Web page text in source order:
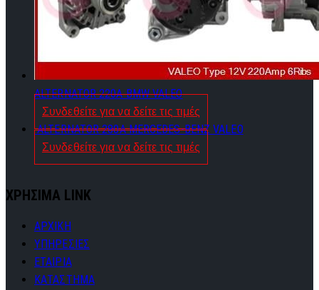
ALTERNATOR 220A BMW VALEO
Συνδεθείτε για να δείτε τις τιμές
ALTERNATOR 280A MERCEDES-BENZ VALEO
Συνδεθείτε για να δείτε τις τιμές
ΧΡΗΣΙΜΑ LINK
ΑΡΧΙΚΗ
ΥΠΗΡΕΣΙΕΣ
ΕΤΑΙΡΙΑ
ΚΑΤΑΣΤΗΜΑ